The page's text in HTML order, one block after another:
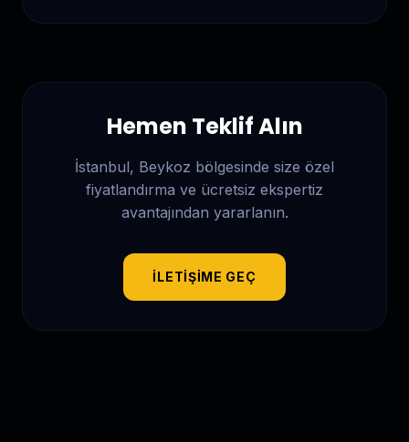
Hemen Teklif Alın
İstanbul, Beykoz bölgesinde size özel
fiyatlandırma ve ücretsiz ekspertiz
avantajından yararlanın.
İLETIŞIME GEÇ